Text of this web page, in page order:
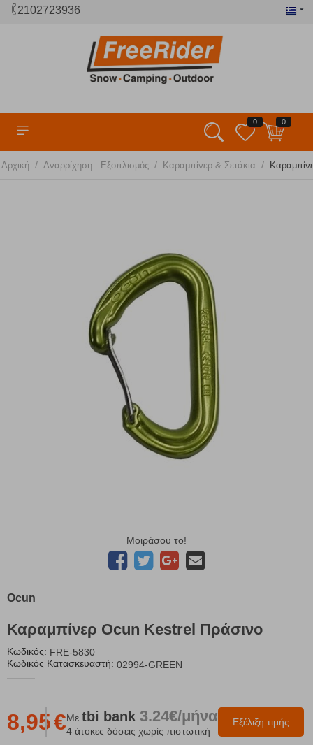
2102723936
0 0
Αρχική / Αναρρίχηση - Εξοπλισμός / Καραμπίνερ & Σετάκια /
Μοιράσου το!
Ocun
Καραμπίνερ Ocun Kestrel Πράσινο
Κωδικός: FRE-5830
Κωδικός Κατασκευαστή: 02994-GREEN
Εξέλιξη τιμής
8,95€Με tbi bank 3.24€/μήνα
4 άτοκες δόσεις χωρίς πιστωτική